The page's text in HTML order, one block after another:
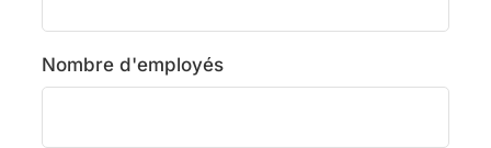
Nombre d'employés